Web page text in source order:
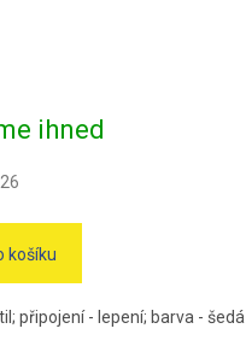
ihned
košíku
připojení - lepení; barva - šedá